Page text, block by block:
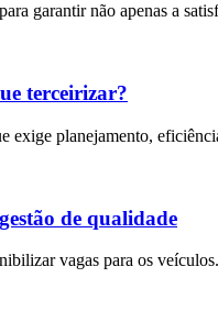
garantir não apenas a
terceirizar?
exige planejamento,
de qualidade
vagas para os